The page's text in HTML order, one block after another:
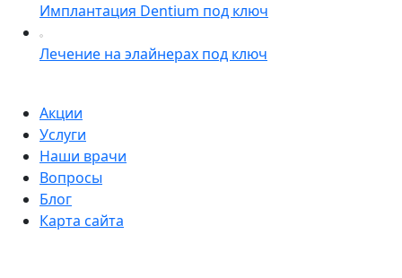
Имплантация Dentium под ключ
Лечение на элайнерах под ключ
Акции
Услуги
Наши врачи
Вопросы
Блог
Карта сайта